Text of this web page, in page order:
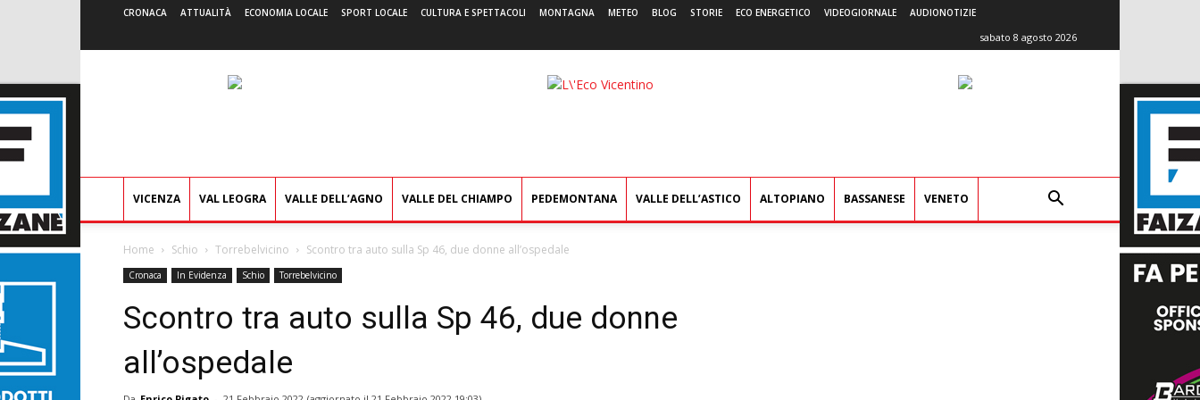
CRONACA ATTUALITÀ ECONOMIA LOCALE SPORT LOCALE CULTURA E SPETTACOLI MONTAGNA METEO BLOG STORIE ECO ENERGETICO VIDEOGIORNALE AUDIONOTIZIE
sabato 8 agosto 2026
L'Eco
VICENZA VAL LEOGRA VALLE DELL’AGNO VALLE DEL CHIAMPO PEDEMONTANA VALLE DELL’ASTICO ALTOPIANO BASSANESE VENETO
Home Schio Torrebelvicino Scontro tra auto sulla Sp 46, due donne all’ospedale
Cronaca In Evidenza Schio Torrebelvicino
Scontro tra auto sulla Sp 46, due donne
all’ospedale